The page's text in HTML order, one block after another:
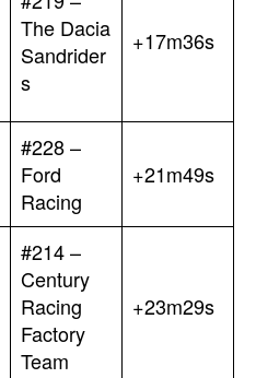
The Dacia
Sandrider
s
+17m36s
#228 –
Ford
Racing
+21m49s
#214 –
Century
Racing
Factory
Team
+23m29s